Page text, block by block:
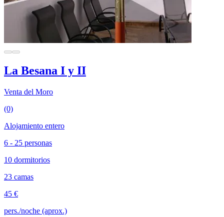
La Besana I y II
Venta del Moro
(0)
Alojamiento entero
6 - 25 personas
10 dormitorios
23 camas
45 €
pers./noche (aprox.)